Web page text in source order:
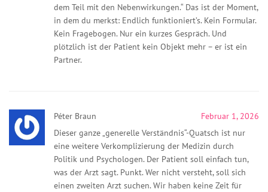
dem Teil mit den Nebenwirkungen.“ Das ist der Moment,
in dem du merkst: Endlich funktioniert’s. Kein Formular.
Kein Fragebogen. Nur ein kurzes Gespräch. Und
plötzlich ist der Patient kein Objekt mehr – er ist ein
Partner.
Péter Braun
Februar 1, 2026
Dieser ganze „generelle Verständnis“-Quatsch ist nur
eine weitere Verkomplizierung der Medizin durch
Politik und Psychologen. Der Patient soll einfach tun,
was der Arzt sagt. Punkt. Wer nicht versteht, soll sich
einen zweiten Arzt suchen. Wir haben keine Zeit für